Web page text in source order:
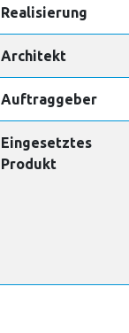
Realisierung
Architekt
Auftraggeber
Eingesetztes
Produkt